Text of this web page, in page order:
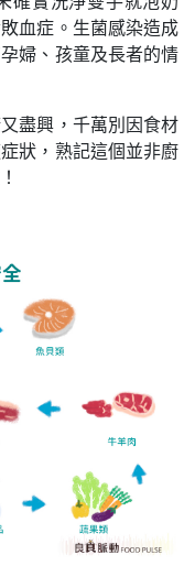
血症。生菌感染造成
婦、孩童及長者的情
盡興，千萬別因食材
狀，熟記這個並非廚